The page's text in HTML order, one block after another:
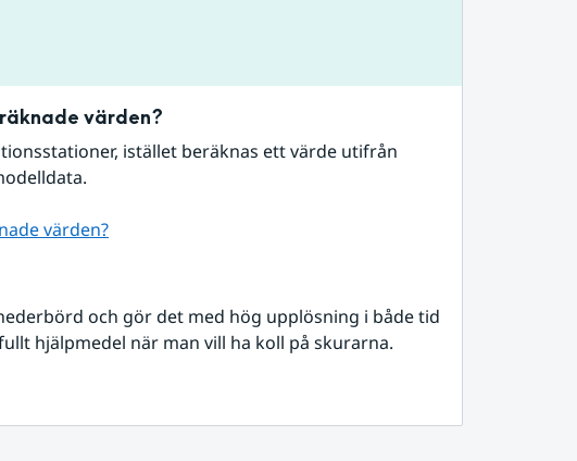
värden?
istället beräknas ett värde utifrån
värden?
och gör det med hög upplösning i både tid
hjälpmedel när man vill ha koll på skurarna.